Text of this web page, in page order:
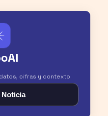
cifras y contexto